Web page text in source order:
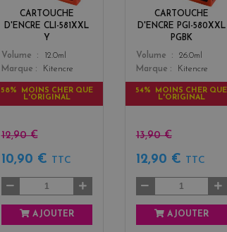
CARTOUCHE
D'ENCRE CLI-581XXL
Y
Color
w
Volume
12.0ml
Marque
Kitencre
58% MOINS CHER QUE
L'ORIGINAL
12,90 €
10,90 € TTC
AJOUTER
CARTOUCHE
D'ENCRE PGI-580XXL
PGBK
Color
Volume
26.0ml
Marque
Kitencre
54% MOINS CHER QUE
L'ORIGINAL
13,90 €
12,90 € TTC
AJOUTER